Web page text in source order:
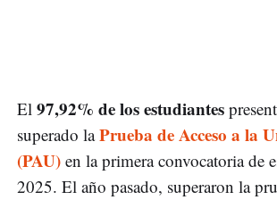
El 97,92% de los estudiantes
superado laPrueba de Acceso a la
(PAU) en la primera convocatoria de
2025. El año pasado, superaron la